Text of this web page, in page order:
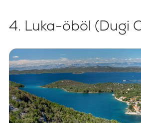
4. Luka-öböl (Dugi